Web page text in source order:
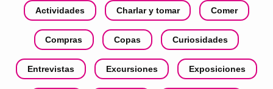
Actividades Charlar y tomar Comer
Compras Copas Curiosidades
Entrevistas Excursiones Exposiciones